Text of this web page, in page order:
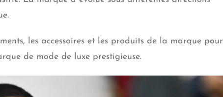
les accessoires et les produits de la marque pour
de mode de luxe prestigieuse.